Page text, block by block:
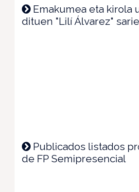
Emakumea eta kirola
dituen "Lilí Álvarez"
Publicados listados
de FP Semipresencial